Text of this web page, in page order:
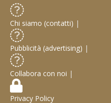
Chi siamo (contatti) |
Pubblicità (advertising) |
Collabora con noi |
Privacy Policy